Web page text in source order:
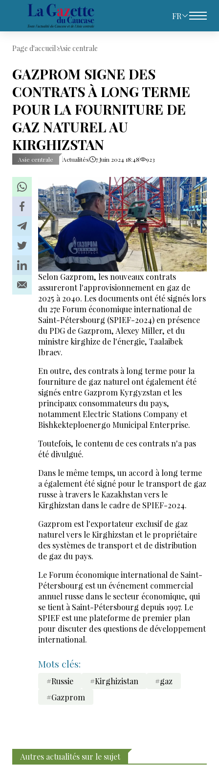
FR
Page d'accueil Asie centrale
GAZPROM SIGNE DES
CONTRATS À LONG TERME
POUR LA FOURNITURE DE
GAZ NATUREL AU
KIRGHIZSTAN
Asie centrale Actualités 7 Juin 2024 18:48 923
Selon Gazprom, les nouveaux contrats
assureront l'approvisionnement en gaz de
2025 à 2040. Les documents ont été signés lors
du 27e Forum économique international de
Saint-Pétersbourg (SPIEF-2024) en présence
du PDG de Gazprom, Alexey Miller, et du
ministre kirghize de l'énergie, Taalaibek
Ibraev.
En outre, des contrats à long terme pour la
fourniture de gaz naturel ont également été
signés entre Gazprom Kyrgyzstan et les
principaux consommateurs du pays,
notamment Electric Stations Company et
Bishkekteploenergo Municipal Enterprise.
Toutefois, le contenu de ces contrats n'a pas
été divulgué.
Dans le même temps, un accord à long terme
a également été signé pour le transport de gaz
russe à travers le Kazakhstan vers le
Kirghizstan dans le cadre de SPIEF-2024.
Gazprom est l'exportateur exclusif de gaz
naturel vers le Kirghizstan et le propriétaire
des systèmes de transport et de distribution
de gaz du pays.
Le Forum économique international de Saint-
Pétersbourg est un événement commercial
annuel russe dans le secteur économique, qui
se tient à Saint-Pétersbourg depuis 1997. Le
SPIEF est une plateforme de premier plan
pour discuter des questions de développement
international.
Mots clés:
#Russie #Kirghizistan
#gaz
#Gazprom
Autres actualités sur le sujet